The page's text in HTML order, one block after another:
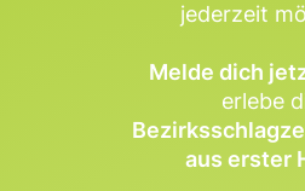
jederzeit
Melde dich
erlebe
aus erster